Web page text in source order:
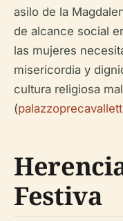
asilo de la
de alcance social
las mujeres
misericordia y
cultura religiosa
(
Festiva